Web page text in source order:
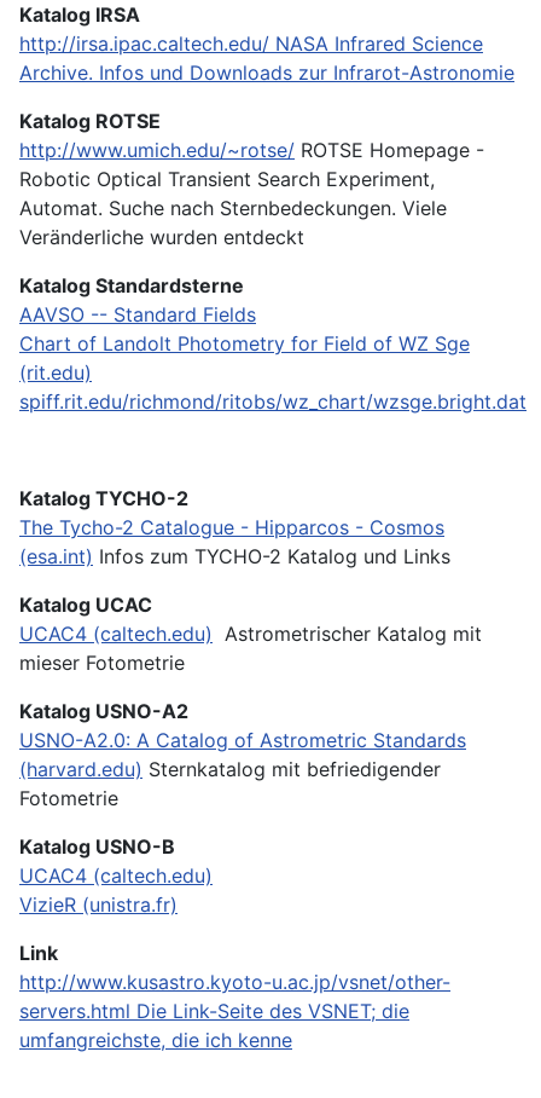
Katalog IRSA
http://irsa.ipac.caltech.edu/ NASA Infrared Science
Archive. Infos und Downloads zur Infrarot-Astronomie
Katalog ROTSE
http://www.umich.edu/~rotse/ ROTSE Homepage -
Robotic Optical Transient Search Experiment,
Automat. Suche nach Sternbedeckungen. Viele
Veränderliche wurden entdeckt
Katalog Standardsterne
AAVSO -- Standard Fields
Chart of Landolt Photometry for Field of WZ Sge
(rit.edu)
spiff.rit.edu/richmond/ritobs/wz_chart/wzsge.bright.dat
Katalog TYCHO-2
The Tycho-2 Catalogue - Hipparcos - Cosmos
(esa.int) Infos zum TYCHO-2 Katalog und Links
Katalog UCAC
UCAC4 (caltech.edu) Astrometrischer Katalog mit
mieser Fotometrie
Katalog USNO-A2
USNO-A2.0: A Catalog of Astrometric Standards
(harvard.edu) Sternkatalog mit befriedigender
Fotometrie
Katalog USNO-B
UCAC4 (caltech.edu)
VizieR (unistra.fr)
Link
http://www.kusastro.kyoto-u.ac.jp/vsnet/other-
servers.html Die Link-Seite des VSNET; die
umfangreichste, die ich kenne